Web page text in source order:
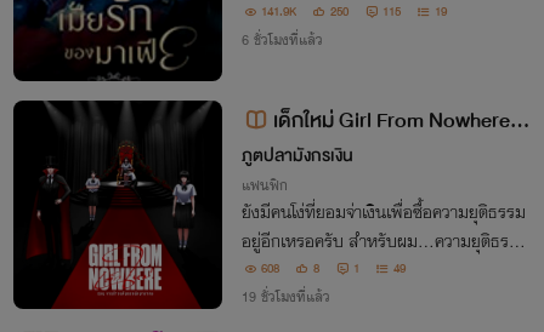
141.9K 250 115 19
6 ชั่วโมงที่แล้ว
เด็กใหม่ Girl From Nowhere ต
อน การล้างแค้นของนักมายากล
ภูตปลามังกรเงิน
แฟนฟิก
ยังมีคนโง่ที่ยอมจ่าเงินเพื่อซื้อความยุติธรรม
อยู่อีกเหรอครับ สำหรับผม...ความยุติธรรม
มันไม่เคยมีค่าอะไรเลย
608 8 1 49
19 ชั่วโมงที่แล้ว